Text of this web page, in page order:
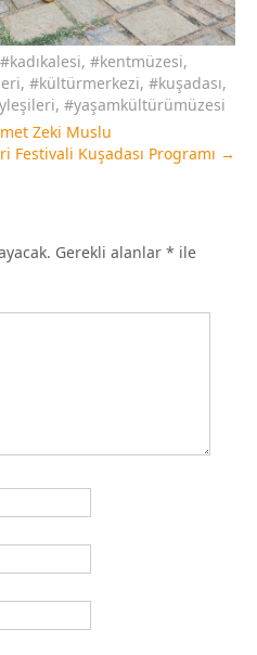
#kadıkalesi, #kentmüzesi,
, #kültürmerkezi, #kuşadası,
, #yaşamkültürümüzesi
Zeki Muslu
Festivali Kuşadası Programı →
Gerekli alanlar * ile